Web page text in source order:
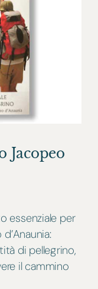
Jacopeo
essenziale per
di pellegrino,
il cammino